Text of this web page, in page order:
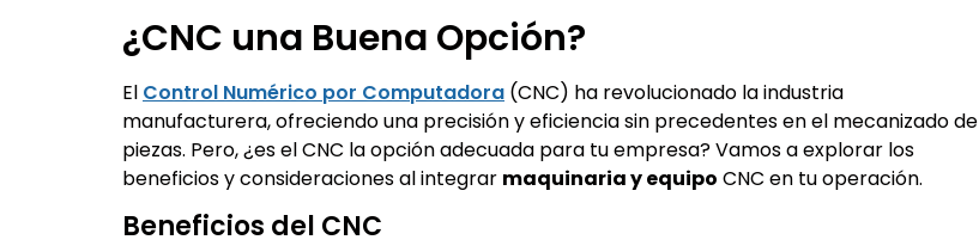
¿CNC una Buena Opción?
El Control Numérico por Computadora (CNC) ha revolucionado la industria
manufacturera, ofreciendo una precisión y eficiencia sin precedentes en el mecanizado de
piezas. Pero, ¿es el CNC la opción adecuada para tu empresa? Vamos a explorar los
beneficios y consideraciones al integrar maquinaria y equipo CNC en tu operación.
Beneficios del CNC